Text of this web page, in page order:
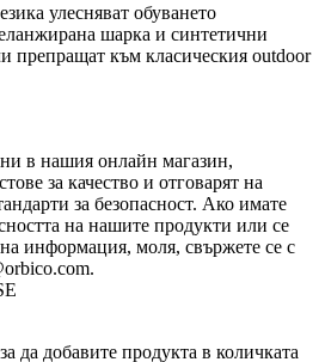
улесняват обуването
шарка и синтетични
препращат към класическия outdoor
в нашия онлайн магазин,
за качество и отговарят на
за безопасност. Ако имате
на нашите продукти или се
информация, моля, свържете се с
.
да добавите продукта в количката